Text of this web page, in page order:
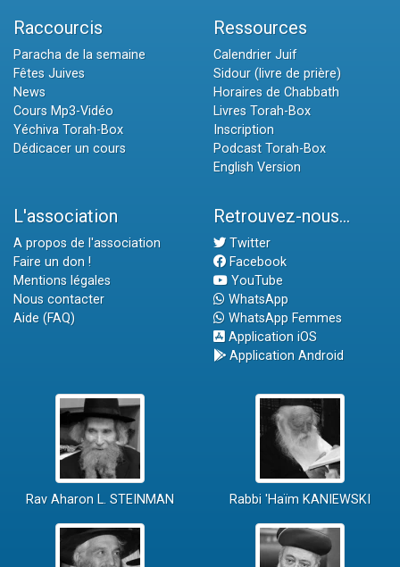
Raccourcis
Paracha de la semaine
Fêtes Juives
News
Cours Mp3-Vidéo
Yéchiva Torah-Box
Dédicacer un cours
Ressources
Calendrier Juif
Sidour (livre de prière)
Horaires de Chabbath
Livres Torah-Box
Inscription
Podcast Torah-Box
English Version
L'association
A propos de l'association
Faire un don !
Mentions légales
Nous contacter
Aide (FAQ)
Retrouvez-nous...
Twitter
Facebook
YouTube
WhatsApp
WhatsApp Femmes
Application iOS
Application Android
Rav Aharon L. STEINMAN Rabbi 'Haïm KANIEWSKI